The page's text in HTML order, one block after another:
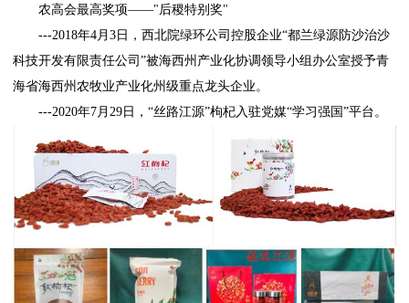
农高会最高奖项——"后稷特别奖"
---2018年4月3日，西北院绿环公司控股企业“都兰绿源防沙治沙
科技开发有限责任公司”被海西州产业化协调领导小组办公室授予青
海省海西州农牧业产业化州级重点龙头企业。
---2020年7月29日，“丝路江源”枸杞入驻党媒“学习强国”平台。